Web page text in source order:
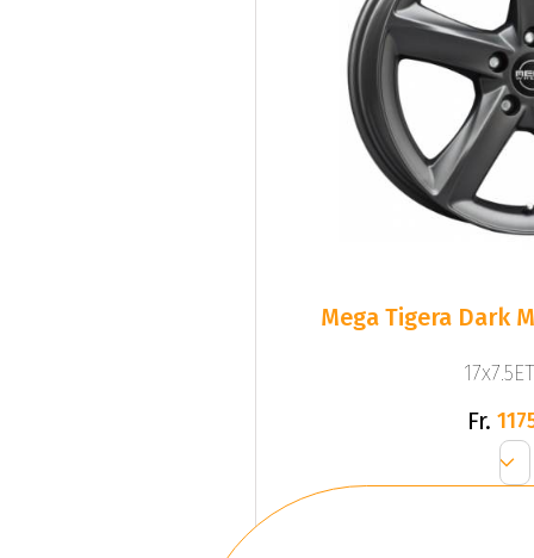
Mega Tigera Dark
Fr.